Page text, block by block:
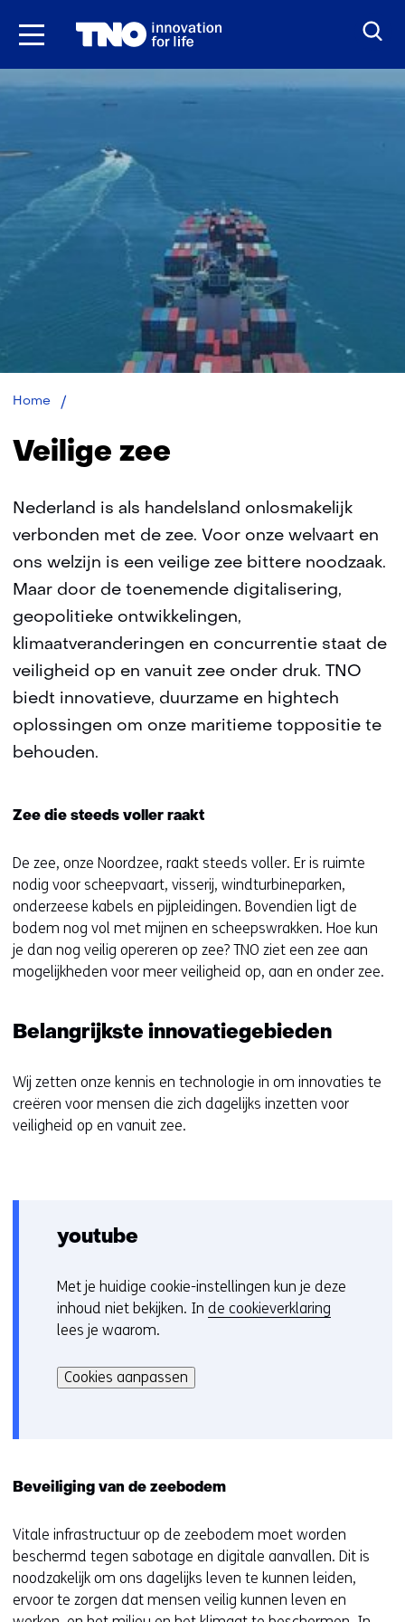
Ga
Home
Veilige zee
Nederland is als handelsland onlosmakelijk
verbonden met de zee. Voor onze welvaart en
ons welzijn is een veilige zee bittere noodzaak.
Maar door de toenemende digitalisering,
geopolitieke ontwikkelingen,
klimaatveranderingen en concurrentie staat de
veiligheid op en vanuit zee onder druk. TNO
biedt innovatieve, duurzame en hightech
oplossingen om onze maritieme toppositie te
behouden.
Zee die steeds voller raakt
De zee, onze Noordzee, raakt steeds voller. Er is ruimte
nodig voor scheepvaart, visserij, windturbineparken,
onderzeese kabels en pijpleidingen. Bovendien ligt de
bodem nog vol met mijnen en scheepswrakken. Hoe kun
je dan nog veilig opereren op zee? TNO ziet een zee aan
mogelijkheden voor meer veiligheid op, aan en onder zee.
Belangrijkste innovatiegebieden
Wij zetten onze kennis en technologie in om innovaties te
creëren voor mensen die zich dagelijks inzetten voor
veiligheid op en vanuit zee.
youtube
C
o
o
i
r
r
w
Met je huidige cookie-instellingen kun je deze
inhoud niet bekijken. In de cookieverklaring
lees je waarom.
kan
het
op
website
worden
toegestaan
of
geweigerd.
Cookies aanpassen
Beveiliging van de zeebodem
Vitale infrastructuur op de zeebodem moet worden
beschermd tegen sabotage en digitale aanvallen. Dit is
noodzakelijk om ons dagelijks leven te kunnen leiden,
ervoor te zorgen dat mensen veilig kunnen leven en